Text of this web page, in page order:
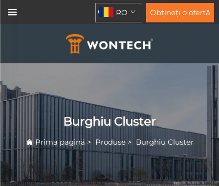
RO Obțineți o ofertă
Burghiu Cluster
Prima pagină > Produse> Burghiu Cluster